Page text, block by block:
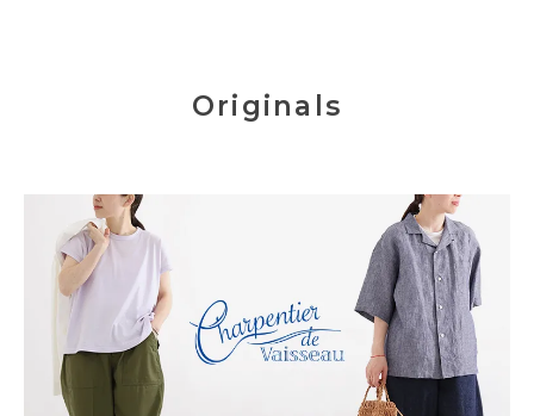
Originals